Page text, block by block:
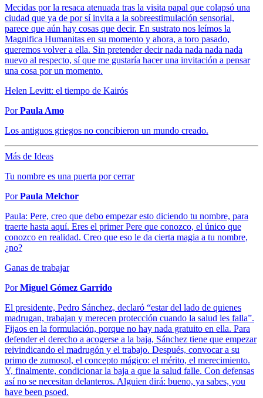
Mecidas por la resaca atenuada tras la visita papal que colapsó una
ciudad que ya de por sí invita a la sobreestimulación sensorial,
parece que aún hay cosas que decir. En sustrato nos leímos la
Magnifica Humanitas en su momento y ahora, a toro pasado,
queremos volver a ella. Sin pretender decir nada nada nada nada
nuevo al respecto, sí que me gustaría hacer una invitación a pensar
una cosa por un momento.
Helen Levitt: el tiempo de Kairós
PorPaula Amo
Los antiguos griegos no concibieron un mundo creado.
Más de Ideas
Tu nombre es una puerta por cerrar
PorPaula Melchor
Paula: Pere, creo que debo empezar esto diciendo tu nombre, para
traerte hasta aquí. Eres el primer Pere que conozco, el único que
conozco en realidad. Creo que eso le da cierta magia a tu nombre,
¿no?
Ganas de trabajar
PorMiguel Gómez Garrido
El presidente, Pedro Sánchez, declaró “estar del lado de quienes
madrugan, trabajan y merecen protección cuando la salud les falla”.
Fijaos en la formulación, porque no hay nada gratuito en ella. Para
defender el derecho a acogerse a la baja, Sánchez tiene que empezar
reivindicando el madrugón y el trabajo. Después, convocar a su
primo de zumosol, el concepto mágico: el mérito, el merecimiento.
Y, finalmente, condicionar la baja a que la salud falle. Con defensas
así no se necesitan delanteros. Alguien dirá: bueno, ya sabes, you
have been psoed.